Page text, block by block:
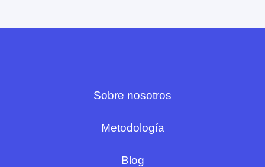
Sobre nosotros
Metodología
Blog